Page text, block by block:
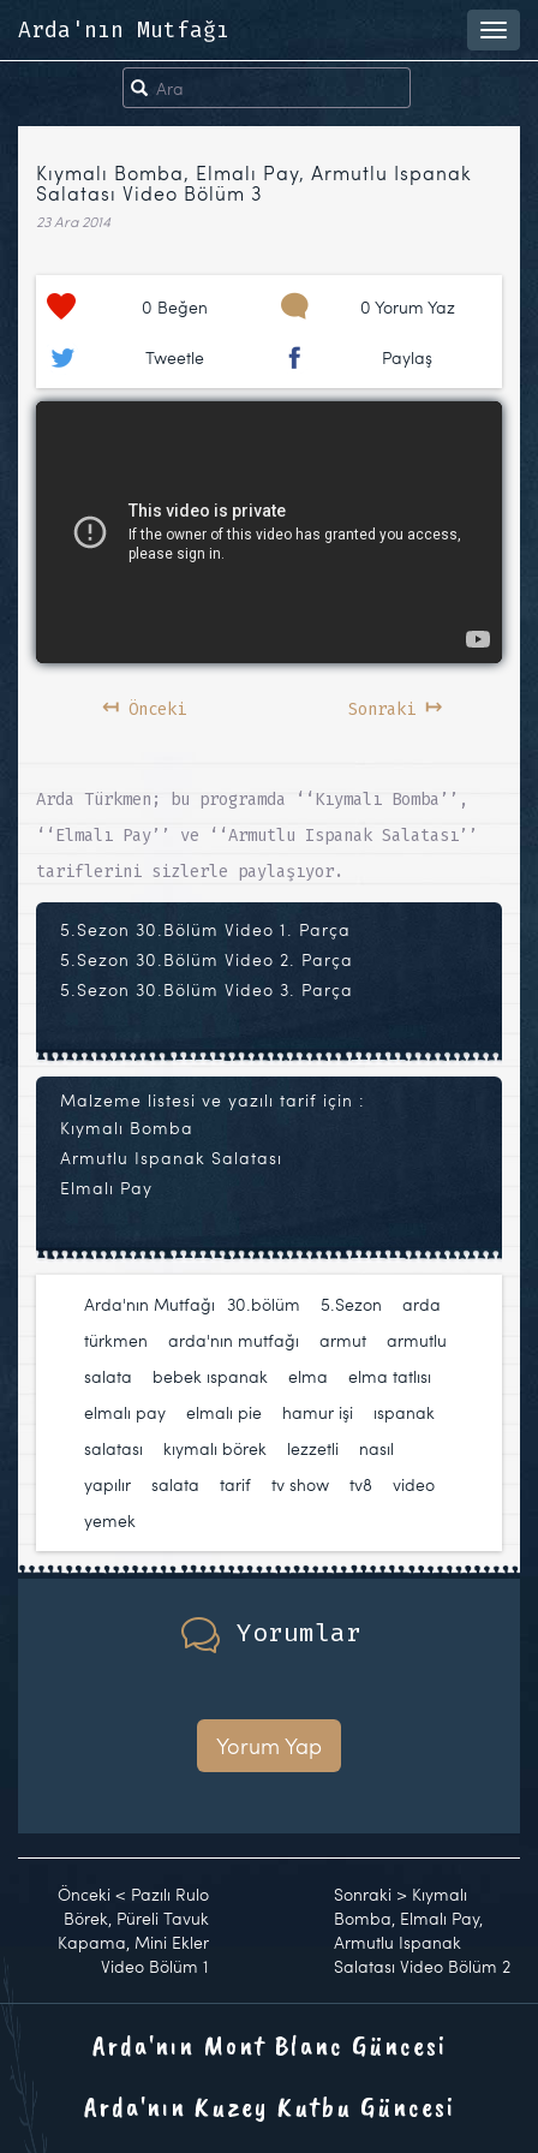
Arda'nın Mutfağı
Kıymalı Bomba, Elmalı Pay, Armutlu Ispanak
Salatası Video Bölüm 3
23 Ara 2014
0 Beğen 0 Yorum Yaz
Tweetle Paylaş
↤Önceki Sonraki ↦
Arda Türkmen; bu programda ‘‘Kıymalı Bomba’’,
‘‘Elmalı Pay’’ ve ‘‘Armutlu Ispanak Salatası’’
tariflerini sizlerle paylaşıyor.
5.Sezon 30.Bölüm Video 1. Parça
5.Sezon 30.Bölüm Video 2. Parça
5.Sezon 30.Bölüm Video 3. Parça
Malzeme listesi ve yazılı tarif için :
Kıymalı Bomba
Armutlu Ispanak Salatası
Elmalı Pay
Arda'nın Mutfağı 30.bölüm 5.Sezon
arda
türkmen
arda'nın mutfağı armut
armutlu
salata
bebek ıspanak elma elma tatlısı
elmalı pay
elmalı pie hamur işi
ıspanak
salatası
kıymalı börek lezzetli
nasıl
yapılır
salata tarif tv show tv8 video
yemek
Yorumlar
Yorum Yap
Önceki < Pazılı Rulo
Börek, Püreli Tavuk
Kapama, Mini Ekler
Video Bölüm 1
Sonraki > Kıymalı
Bomba, Elmalı Pay,
Armutlu Ispanak
Salatası Video Bölüm 2
Arda'nın Mont Blanc Güncesi
Arda'nın Kuzey Kutbu Güncesi